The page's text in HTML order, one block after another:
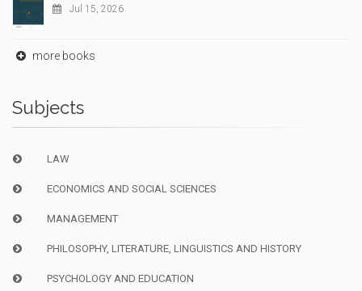
Jul 15, 2026
more books
Subjects
LAW
ECONOMICS AND SOCIAL SCIENCES
MANAGEMENT
PHILOSOPHY, LITERATURE, LINGUISTICS AND HISTORY
PSYCHOLOGY AND EDUCATION